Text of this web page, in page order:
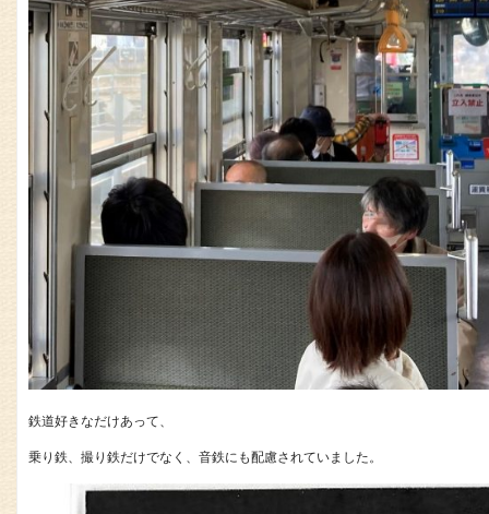
鉄道好きなだけあって、
乗り鉄、撮り鉄だけでなく、音鉄にも配慮されていました。